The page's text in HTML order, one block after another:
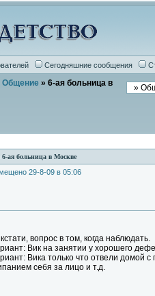
Сегодняшние сообщения
Общение» 6-ая больница в
ая больница в Москве
29-8-09 в 05:06
вопрос в том, когда наблюдать.
Вик на занятии у хорошего
Вика только что отвели домой
себя за лицо и т.д.